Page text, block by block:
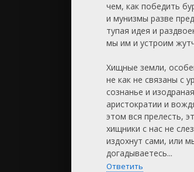
чем, как победить
и мунизмы разве
тупая идея и
мы им и устроим
Хищные земли,
не как не связаны с
сознанье и
аристократии и
этом вся прелесть,
хищники с нас не
издохнут сами, или
догадываетесь...
Ответить